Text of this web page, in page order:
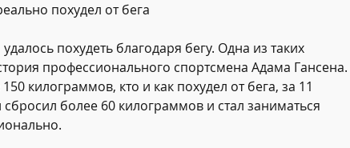
похудел от бега
похудеть благодаря бегу. Одна из таких
профессионального спортсмена Адама Гансена.
килограммов, кто и как похудел от бега, за 11
сбросил более 60 килограммов и стал заниматься